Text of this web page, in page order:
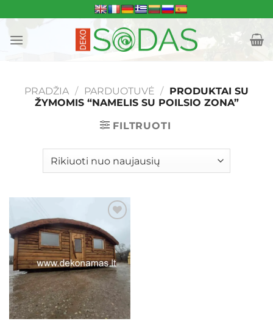
to
content
PRADŽIA / PARDUOTUVĖ / PRODUKTAI SU
ŽYMOMIS “NAMELIS SU POILSIO ZONA”
FILTRUOTI
Mėgstamiausias